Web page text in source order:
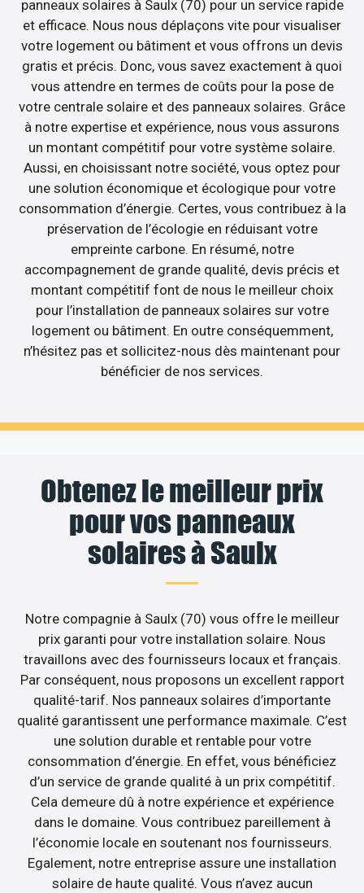
panneaux solaires à Saulx (70) pour un service rapide
et efficace. Nous nous déplaçons vite pour visualiser
votre logement ou bâtiment et vous offrons un devis
gratis et précis. Donc, vous savez exactement à quoi
vous attendre en termes de coûts pour la pose de
votre centrale solaire et des panneaux solaires. Grâce
à notre expertise et expérience, nous vous assurons
un montant compétitif pour votre système solaire.
Aussi, en choisissant notre société, vous optez pour
une solution économique et écologique pour votre
consommation d’énergie. Certes, vous contribuez à la
préservation de l’écologie en réduisant votre
empreinte carbone. En résumé, notre
accompagnement de grande qualité, devis précis et
montant compétitif font de nous le meilleur choix
pour l’installation de panneaux solaires sur votre
logement ou bâtiment. En outre conséquemment,
n’hésitez pas et sollicitez-nous dès maintenant pour
bénéficier de nos services.
Obtenez le meilleur prix
pour vos panneaux
solaires à Saulx
Notre compagnie à Saulx (70) vous offre le meilleur
prix garanti pour votre installation solaire. Nous
travaillons avec des fournisseurs locaux et français.
Par conséquent, nous proposons un excellent rapport
qualité-tarif. Nos panneaux solaires d’importante
qualité garantissent une performance maximale. C’est
une solution durable et rentable pour votre
consommation d’énergie. En effet, vous bénéficiez
d’un service de grande qualité à un prix compétitif.
Cela demeure dû à notre expérience et expérience
dans le domaine. Vous contribuez pareillement à
l’économie locale en soutenant nos fournisseurs.
Egalement, notre entreprise assure une installation
solaire de haute qualité. Vous n’avez aucun